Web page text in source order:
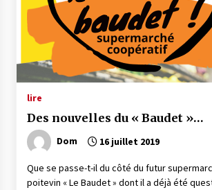
lire
Des nouvelles du « Baudet »…
Dom 16 juillet 2019
Que se passe-t-il du côté du futur
poitevin « Le Baudet » dont il a déjà été